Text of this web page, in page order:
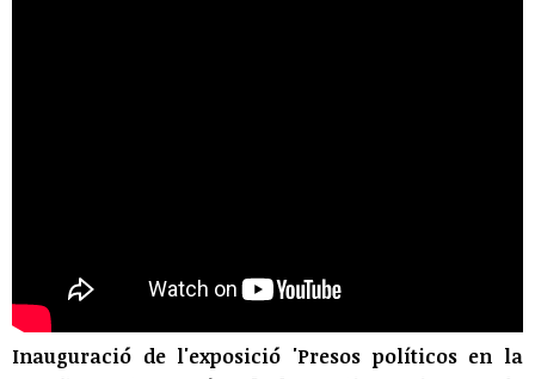
Inauguració de l'exposició 'Presos políticos en la